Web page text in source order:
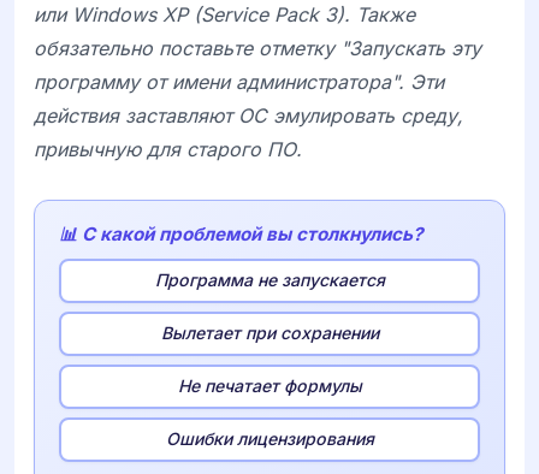
или Windows XP (Service Pack 3). Также
обязательно поставьте отметку "Запускать эту
программу от имени администратора". Эти
действия заставляют ОС эмулировать среду,
привычную для старого ПО.
📊 С какой проблемой вы столкнулись?
Программа не запускается
Вылетает при сохранении
Не печатает формулы
Ошибки лицензирования